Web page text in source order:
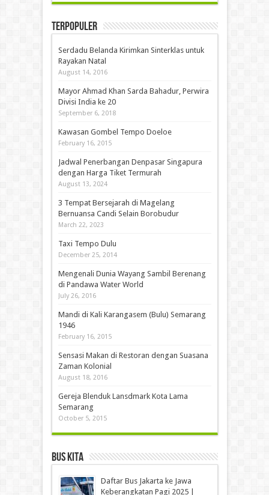
Terpopuler
Serdadu Belanda Kirimkan Sinterklas untuk
Rayakan Natal
August 14, 2016
Mayor Ahmad Khan Sarda Bahadur, Perwira
Divisi India ke 20
September 6, 2018
Kawasan Gombel Tempo Doeloe
February 16, 2015
Jadwal Penerbangan Denpasar Singapura
dengan Harga Tiket Termurah
August 13, 2024
3 Tempat Bersejarah di Magelang
Bernuansa Candi Selain Borobudur
March 22, 2023
Taxi Tempo Dulu
December 25, 2014
Mengenali Dunia Wayang Sambil Berenang
di Pandawa Water World
July 26, 2016
Mandi di Kali Karangasem (Bulu) Semarang
1946
February 16, 2015
Sensasi Makan di Restoran dengan Suasana
Zaman Kolonial
August 18, 2016
Gereja Blenduk Lansdmark Kota Lama
Semarang
October 5, 2015
Bus Kita
Daftar Bus Jakarta ke Jawa
Keberangkatan Pagi 2025 |